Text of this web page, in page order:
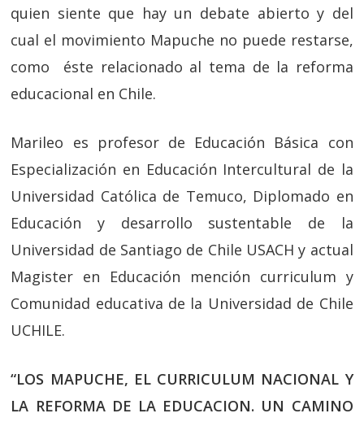
quien siente que hay un debate abierto y del
cual el movimiento Mapuche no puede restarse,
como éste relacionado al tema de la reforma
educacional en Chile.
Marileo es profesor de Educación Básica con
Especialización en Educación Intercultural de la
Universidad Católica de Temuco, Diplomado en
Educación y desarrollo sustentable de la
Universidad de Santiago de Chile USACH y actual
Magister en Educación mención curriculum y
Comunidad educativa de la Universidad de Chile
UCHILE.
“LOS MAPUCHE, EL CURRICULUM NACIONAL Y
LA REFORMA DE LA EDUCACION. UN CAMINO